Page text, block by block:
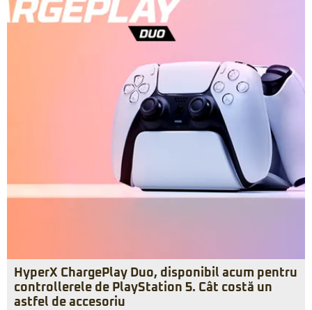
HyperX ChargePlay Duo, disponibil acum pentru
controllerele de PlayStation 5. Cât costă un
astfel de accesoriu